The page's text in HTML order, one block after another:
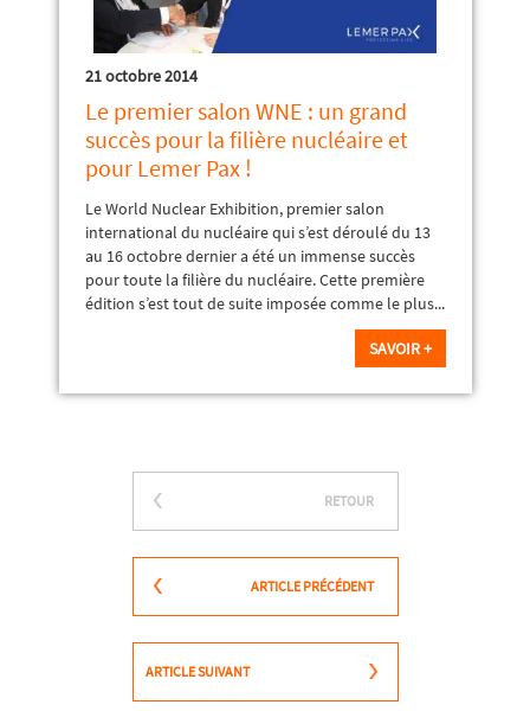
21 octobre 2014
Le premier salon WNE : un grand
succès pour la filière nucléaire et
pour Lemer Pax !
Le World Nuclear Exhibition, premier salon
international du nucléaire qui s’est déroulé du 13
au 16 octobre dernier a été un immense succès
pour toute la filière du nucléaire. Cette première
édition s’est tout de suite imposée comme le plus...
SAVOIR +
RETOUR
ARTICLE PRÉCÉDENT
ARTICLE SUIVANT